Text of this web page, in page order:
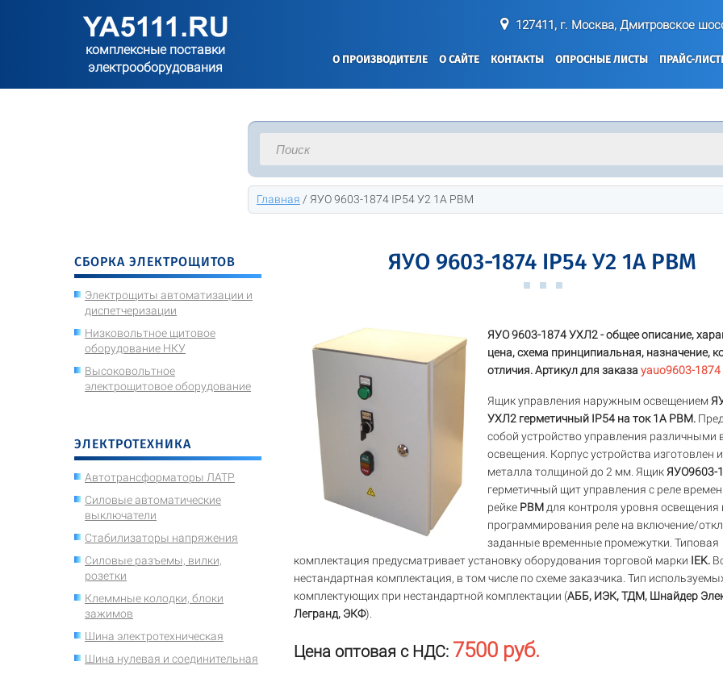
127411, г. Москва, Дмитровское
комплексные поставки
электрооборудования
О ПРОИЗВОДИТЕЛЕ О САЙТЕ КОНТАКТЫ ОПРОСНЫЕ ЛИСТЫ ПРАЙС-
Главная / ЯУО 9603-1874 IP54 У2 1А РВМ
СБОРКА ЭЛЕКТРОЩИТОВ
Электрощиты автоматизации и
диспетчеризации
Низковольтное щитовое
оборудование НКУ
Высоковольтное
электрощитовое оборудование
ЭЛЕКТРОТЕХНИКА
Автотрансформаторы ЛАТР
Силовые автоматические
выключатели
Стабилизаторы напряжения
Силовые разъемы, вилки,
розетки
Клеммные колодки, блоки
зажимов
Шина электротехническая
Шина нулевая и соединительная
ЯУО 9603-1874 IP54 У2 1А РВМ
ЯУО 9603-1874 УХЛ2 - общее описание,
цена, схема принципиальная, назначение,
отличия. Артикул для заказа yauo9603-1874
Ящик управления наружным освещением
УХЛ2 герметичный IP54 на ток 1А РВМ.
собой устройство управления различными
освещения. Корпус устройства изготовлен
металла толщиной до 2 мм. Ящик ЯУО9603-
герметичный щит управления с реле
рейке РВМ для контроля уровня освещения
программирования реле на включение/
заданные временные промежутки. Типовая
комплектация предусматривает установку оборудования торговой марки IEK.
нестандартная комплектация, в том числе по схеме заказчика. Тип
комплектующих при нестандартной комплектации (АББ, ИЭК, ТДМ, Шнайдер
Легранд, ЭКФ).
Цена оптовая с НДС: 7500 руб.